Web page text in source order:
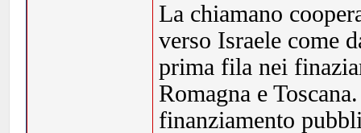
La chiamano
verso Israele come
prima fila nei
Romagna e
finanziamento